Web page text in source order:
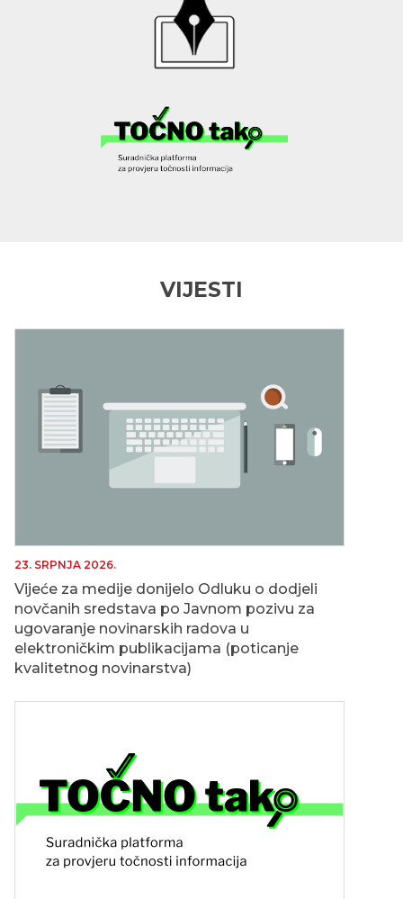
VIJESTI
23. SRPNJA 2026.
Vijeće za medije donijelo Odluku o dodjeli
novčanih sredstava po Javnom pozivu za
ugovaranje novinarskih radova u
elektroničkim publikacijama (poticanje
kvalitetnog novinarstva)